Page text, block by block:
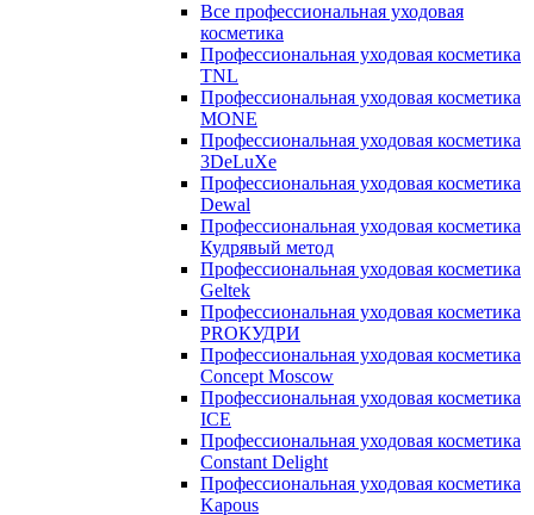
Все профессиональная уходовая
косметика
Профессиональная уходовая косметика
TNL
Профессиональная уходовая косметика
MONE
Профессиональная уходовая косметика
3DeLuXe
Профессиональная уходовая косметика
Dewal
Профессиональная уходовая косметика
Кудрявый метод
Профессиональная уходовая косметика
Geltek
Профессиональная уходовая косметика
PROКУДРИ
Профессиональная уходовая косметика
Concept Moscow
Профессиональная уходовая косметика
ICE
Профессиональная уходовая косметика
Constant Delight
Профессиональная уходовая косметика
Kapous